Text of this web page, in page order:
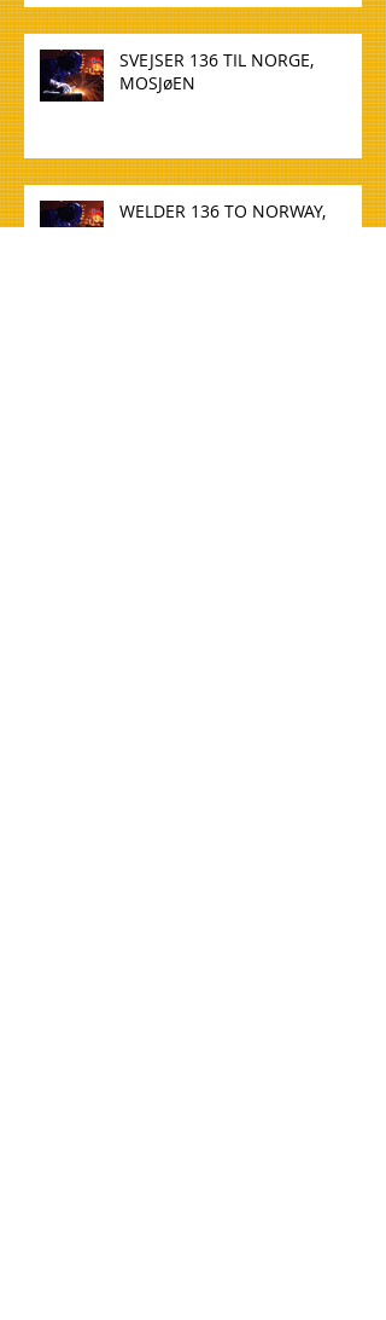
SVEJSER 136 TIL NORGE,
MOSJøEN
WELDER 136 TO NORWAY,